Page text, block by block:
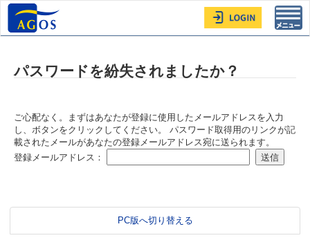
パスワードを紛失されましたか？
ご心配なく。まずはあなたが登録に使用したメールアドレスを入力
し、ボタンをクリックしてください。 パスワード取得用のリンクが記
載されたメールがあなたの登録メールアドレス宛に送られます。
登録メールアドレス：
PC版へ切り替える